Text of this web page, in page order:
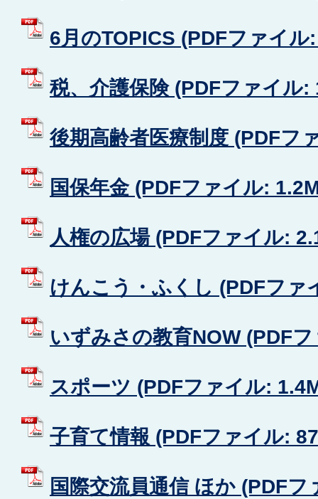
6月のTOPICS (PDFファイル
税、介護保険 (PDFファイル:
後期高齢者医療制度 (PDFフ
国保年金 (PDFファイル:
人権の広場 (PDFファイル:
けんこう・ふくし (PDFファ
いずみさの教育NOW (PDF
スポーツ (PDFファイル:
子育て情報 (PDFファイル:
国際交流員通信 ほか (PDF